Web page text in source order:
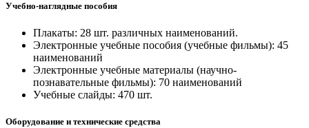
Учебно-наглядные пособия
Плакаты: 28 шт. различных наименований.
Электронные учебные пособия (учебные фильмы): 45
наименований
Электронные учебные материалы (научно-
познавательные фильмы): 70 наименований
Учебные слайды: 470 шт.
Оборудование и технические средства